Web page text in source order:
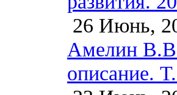
26 Июнь,
Амелин В.В.
описание.